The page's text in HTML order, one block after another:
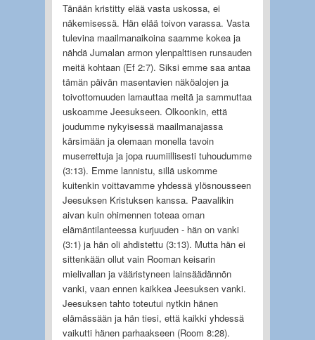
Tänään kristitty elää vasta uskossa, ei
näkemisessä. Hän elää toivon varassa. Vasta
tulevi­na maailmanaikoina saamme kokea ja
nähdä Jumalan armon ylenpalttisen runsauden
meitä kohtaan (Ef 2:7). Siksi emme saa antaa
tämän päivän masentavien näköalojen ja
toivottomuu­den lamauttaa meitä ja sammuttaa
uskoamme Jeesukseen. Olkoonkin, että
joudumme nykyi­sessä maailmanajassa
kärsimään ja olemaan monella tavoin
muserrettuja ja jopa ruumiillisesti tuhoudumme
(3:13). Emme lannistu, sillä uskomme
kuitenkin voittavamme yhdessä ylösnous­seen
Jeesuksen Kristuksen kanssa. Paavalikin
aivan kuin ohimennen toteaa oman
elämäntilan­teessa kurjuuden - hän on vanki
(3:1) ja hän oli ahdistettu (3:13). Mutta hän ei
sittenkään ollut vain Rooman keisarin
mielivallan ja vääristyneen lainsäädännön
vanki, vaan ennen kaikkea Jeesuksen vanki.
Jeesuksen tahto toteutui nytkin hänen
elämässään ja hän tiesi, että kaikki yhdessä
vaikutti hänen parhaakseen (Room 8:28).